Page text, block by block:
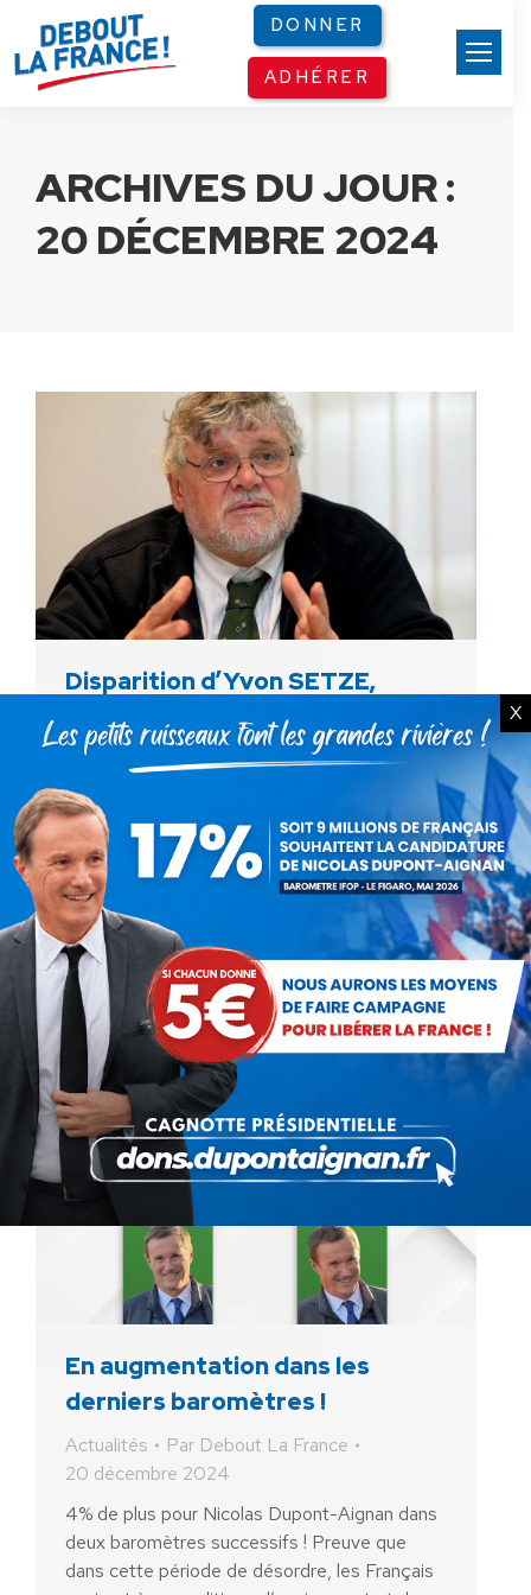
DONNER
ADHÉRER
ARCHIVES DU JOUR :
20 DÉCEMBRE 2024
Disparition d’Yvon SETZE,
maire de Montagnac-sur-Lède
et membre du bureau national
de Debout la France.
Actualités ParDebout La France
20 décembre 2024
C’est avec une grande tristesse que nous
apprenons la disparition d’Yvon Setze, maire
de Montagnac-sur-Lède et membre du
bureau national de Debout la France, ainsi que
responsable du Lot-et-Garonne. Artisan…
En augmentation dans les
derniers baromètres !
Actualités Par Debout La France
20 décembre 2024
4% de plus pour Nicolas Dupont-Aignan dans
deux baromètres successifs ! Preuve que
dans cette période de désordre, les Français
X
Panneau de gestion des cookies